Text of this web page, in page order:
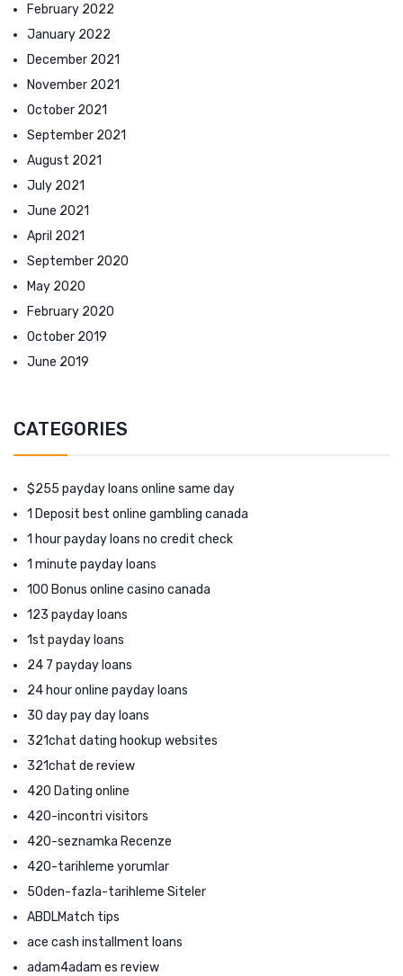
February 2022
January 2022
December 2021
November 2021
October 2021
September 2021
August 2021
July 2021
June 2021
April 2021
September 2020
May 2020
February 2020
October 2019
June 2019
CATEGORIES
$255 payday loans online same day
1 Deposit best online gambling canada
1 hour payday loans no credit check
1 minute payday loans
100 Bonus online casino canada
123 payday loans
1st payday loans
24 7 payday loans
24 hour online payday loans
30 day pay day loans
321chat dating hookup websites
321chat de review
420 Dating online
420-incontri visitors
420-seznamka Recenze
420-tarihleme yorumlar
50den-fazla-tarihleme Siteler
ABDLMatch tips
ace cash installment loans
adam4adam es review